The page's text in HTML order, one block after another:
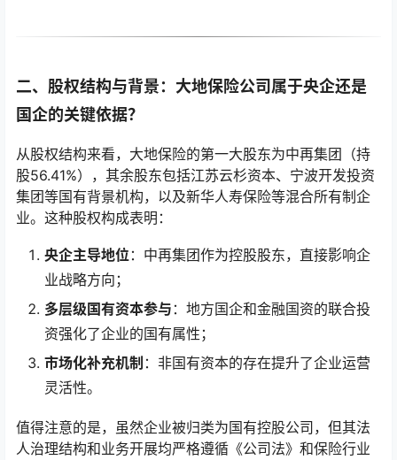
二、股权结构与背景：大地保险公司属于央企还是
国企的关键依据？
从股权结构来看，大地保险的第一大股东为中再集团（持
股56.41%），其余股东包括江苏云杉资本、宁波开发投资
集团等国有背景机构，以及新华人寿保险等混合所有制企
业。这种股权构成表明：
央企主导地位 ：中再集团作为控股股东，直接影响企
业战略方向；
多层级国有资本参与 ：地方国企和金融国资的联合投
资强化了企业的国有属性；
市场化补充机制 ：非国有资本的存在提升了企业运营
灵活性。
值得注意的是，虽然企业被归类为国有控股公司，但其法
人治理结构和业务开展均严格遵循《公司法》和保险行业